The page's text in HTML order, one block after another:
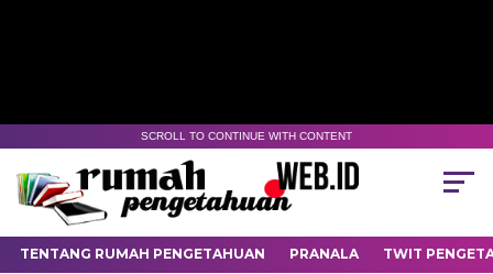
SCROLL TO CONTINUE WITH CONTENT
TENTANG RUMAH PENGETAHUAN PRANALA TWIT